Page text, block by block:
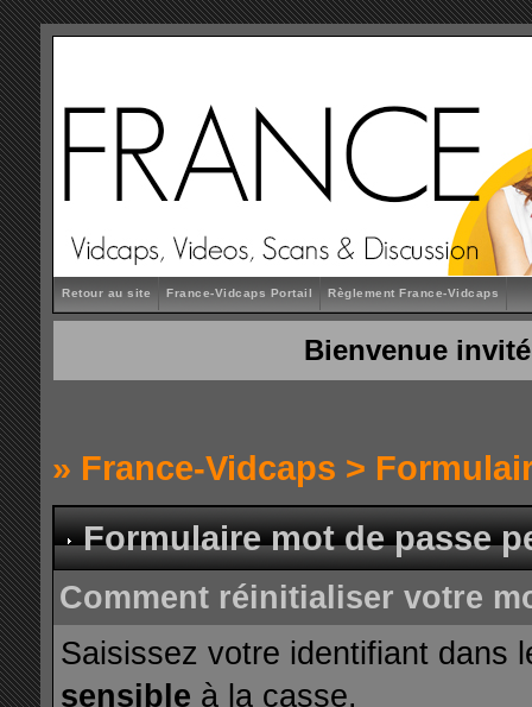
Retour au site France-Vidcaps Portail Règlement France-Vidcaps
Bienvenue invité
» France-Vidcaps >
Formulaire mot de passe
Comment réinitialiser votre
Saisissez votre identifiant dans
sensible à la casse.